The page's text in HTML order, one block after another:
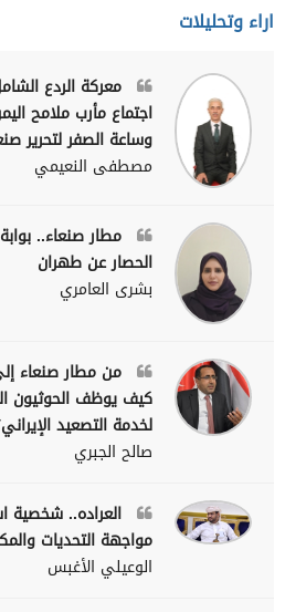
اراء وتحليلات
معركة الردع
اجتماع مأرب ملامح
وساعة الصفر لتحرير
مصطفى النعيمي
مطار صنعاء..
الحصار عن طهران
بشرى العامري
من مطار صنعاء
كيف يوظف الحوثيون
لخدمة التصعيد
صالح الجبري
العراده.. شخصية
مواجهة التحديات
الوعيلي الأغبس